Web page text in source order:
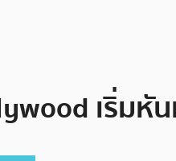
เริ่มหั